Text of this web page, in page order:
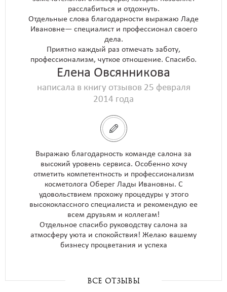
расслабиться и отдохнуть.
Отдельные слова благодарности выражаю Ладе
Ивановне— специалист и профессионал своего
дела.
Приятно каждый раз отмечать заботу,
профессионализм, чуткое отношение. Спасибо.
Елена Овсянникова
написала в книгу отзывов 25 февраля
2014 года
Выражаю благодарность команде салона за
высокий уровень сервиса. Особенно хочу
отметить компетентность и профессионализм
косметолога Оберег Лады Ивановны. С
удовольствием прохожу процедуры у этого
высококлассного специалиста и рекомендую ее
всем друзьям и коллегам!
Отдельное спасибо руководству салона за
атмосферу уюта и спокойствия! Желаю вашему
бизнесу процветания и успеха
все отзывы